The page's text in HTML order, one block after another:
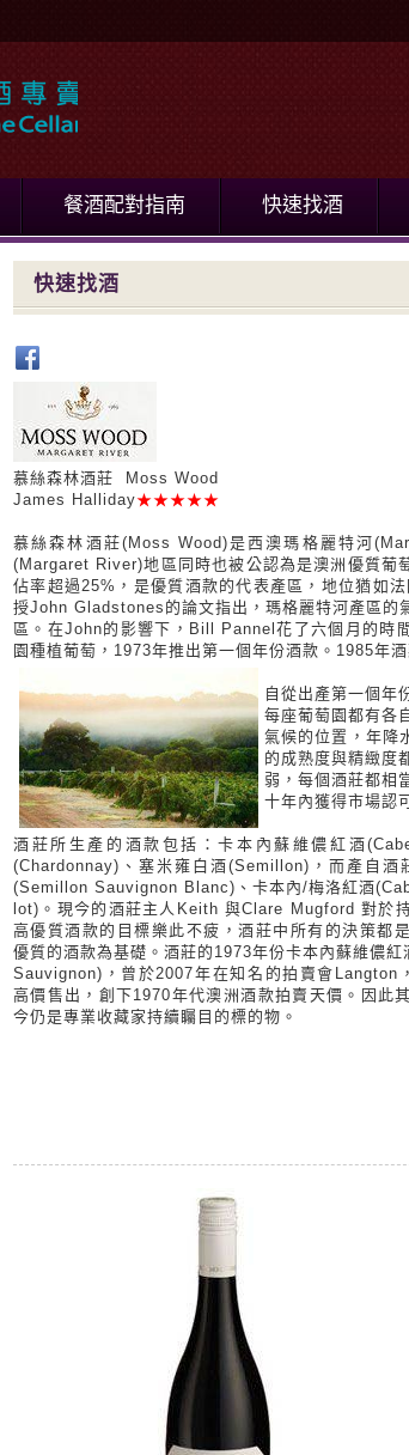
餐酒配對指南 快速找酒
快速找酒
慕絲森林酒莊 Moss Wood
James Halliday★★★★★
慕絲森林酒莊(Moss Wood)是西澳瑪格麗特河
(Margaret River)地區同時也被公認為是澳洲優質葡
佔率超過25%，是優質酒款的代表產區，地位猶如
授John Gladstones的論文指出，瑪格麗特河產區的
區。在John的影響下，Bill Pannel花了六個月的時
園種植葡萄，1973年推出第一個年份酒款。1985年
自從出產第一個年
每座葡萄園都有各
氣候的位置，年降
的成熟度與精緻度
弱，每個酒莊都相
十年內獲得市場認
酒莊所生產的酒款包括：卡本內蘇維儂紅酒
(Chardonnay)、塞米雍白酒(Semillon)，而產自
(Semillon Sauvignon Blanc)、卡本內/梅洛紅酒
lot)。現今的酒莊主人Keith 與Clare Mugford 對於
高優質酒款的目標樂此不疲，酒莊中所有的決策都
優質的酒款為基礎。酒莊的1973年份卡本內蘇維儂
Sauvignon)，曾於2007年在知名的拍賣會Langton
高價售出，創下1970年代澳洲酒款拍賣天價。因此
今仍是專業收藏家持續矚目的標的物。